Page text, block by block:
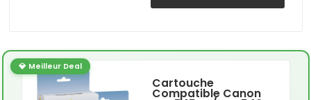
💎 Meilleur Deal
Cartouche
Compatible Canon